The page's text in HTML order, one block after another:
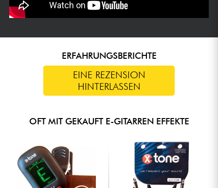
ERFAHRUNGSBERICHTE
EINE REZENSION
HINTERLASSEN
OFT MIT GEKAUFT E-GITARREN EFFEKTE